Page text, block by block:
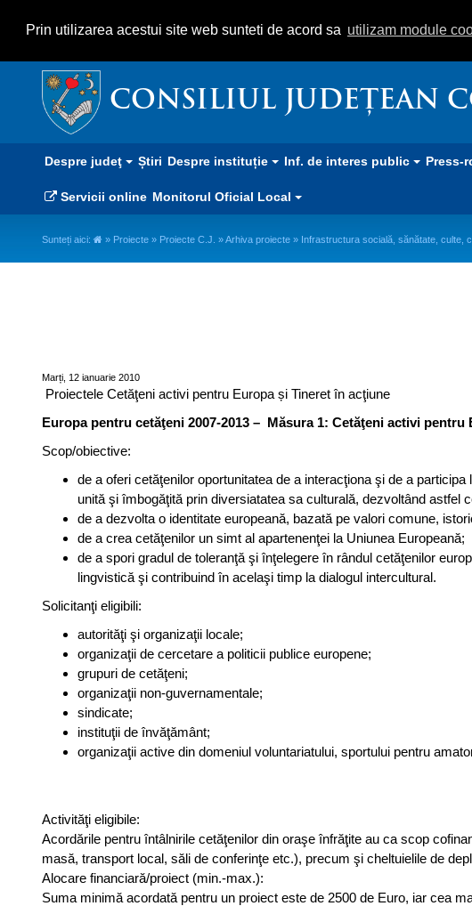
Prin utilizarea acestui site web sunteti de acord sa utilizam module
CONSILIUL JUDEȚEAN
Despre judeţ Știri Despre instituție Inf. de interes public Press-
Servicii online Monitorul Oficial Local
Sunteți aici: » Proiecte » Proiecte C.J. »Arhiva proiecte » Infrastructura socială, sănătate, culte,
Marți, 12 ianuarie 2010
Proiectele Cetăţeni activi pentru Europa și Tineret în acţiune
Europa pentru cetăţeni 2007-2013 – Măsura 1: Cetăţeni activi pentru
Scop/obiective:
de a oferi cetăţenilor oportunitatea de a interacţiona şi de a
unită şi îmbogăţită prin diversiatatea sa culturală, dezvoltând astfel
de a dezvolta o identitate europeană, bazată pe valori comune,
de a crea cetăţenilor un simt al apartenenţei la Uniunea Europeană;
de a spori gradul de toleranţă şi înţelegere în rândul cetăţenilor
lingvistică şi contribuind în acelaşi timp la dialogul intercultural.
Solicitanţi eligibili:
autorităţi şi organizaţii locale;
organizaţii de cercetare a politicii publice europene;
grupuri de cetăţeni;
organizaţii non-guvernamentale;
sindicate;
instituţii de învăţământ;
organizaţii active din domeniul voluntariatului, sportului pentru
Activităţi eligibile:
Acordările pentru întâlnirile cetăţenilor din oraşe înfrăţite au ca scop
masă, transport local, săli de conferinţe etc.), precum şi cheltuielile de
Alocare financiară/proiect (min.-max.):
Suma minimă acordată pentru un proiect este de 2500 de Euro, iar cea